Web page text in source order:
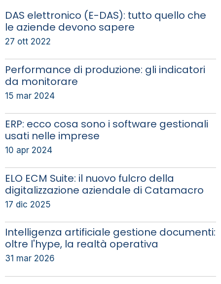
DAS elettronico (E-DAS): tutto quello che
le aziende devono sapere
27 ott 2022
Performance di produzione: gli indicatori
da monitorare
15 mar 2024
ERP: ecco cosa sono i software gestionali
usati nelle imprese
10 apr 2024
ELO ECM Suite: il nuovo fulcro della
digitalizzazione aziendale di Catamacro
17 dic 2025
Intelligenza artificiale gestione documenti:
oltre l'hype, la realtà operativa
31 mar 2026